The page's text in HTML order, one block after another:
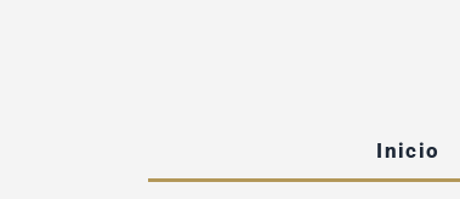
Inicio